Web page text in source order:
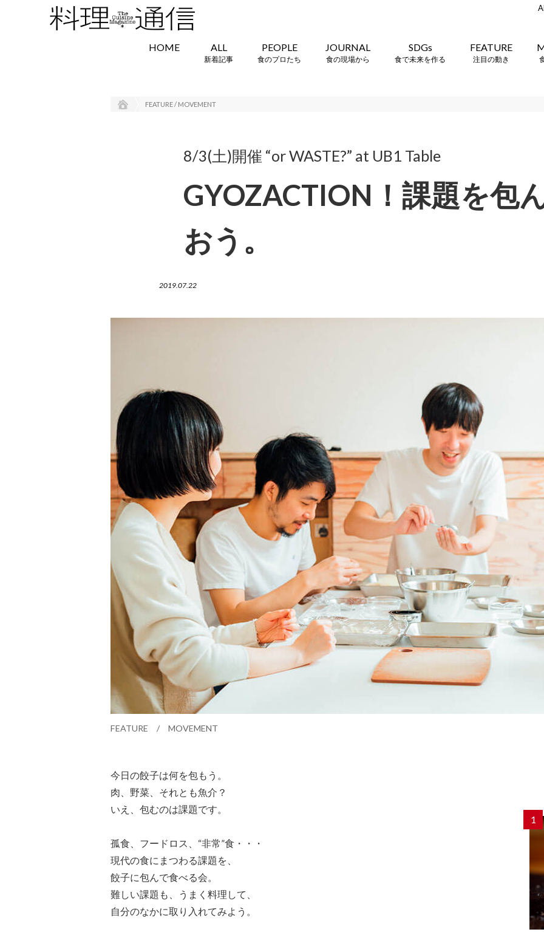
HOME ALL
新着記事
PEOPLE
食のプロたち
JOURNAL
食の現場から
SDGs
食で未来を作る
FEATURE
注目の動き
FEATURE / MOVEMENT
8/3(土)開催 “or WASTE?” at UB1 Table
GYOZACTION！課題を包
おう。
2019.07.22
FEATURE / MOVEMENT
今日の餃子は何を包もう。
肉、野菜、それとも魚介？
いえ、包むのは課題です。
孤食、フードロス、“非常”食・・・
現代の食にまつわる課題を、
餃子に包んで食べる会。
難しい課題も、うまく料理して、
自分のなかに取り入れてみよう。
1